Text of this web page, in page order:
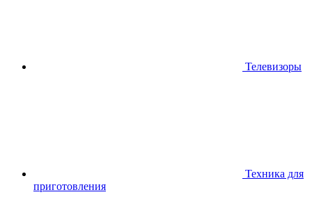
Телевизоры
Техника для
приготовления